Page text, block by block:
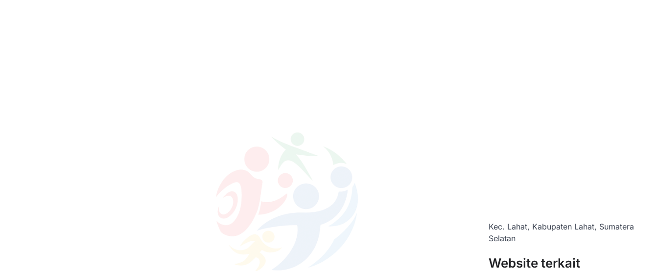
Kec. Lahat, Kabupaten Lahat, Sumatera
Selatan
Website terkait